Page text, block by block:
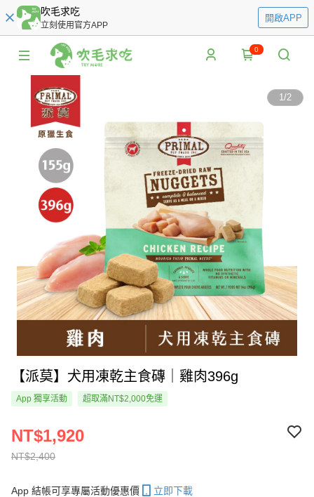
吹毛求吃
立刻使用官方APP
開啟APP
0
1/2
【派莫】犬用凍乾主食磚｜雞肉396g
App 獨享活動 超取滿NT$2,000免運
NT$2,400
NT$1,920
App 結帳可享專屬活動優惠價 立即下載